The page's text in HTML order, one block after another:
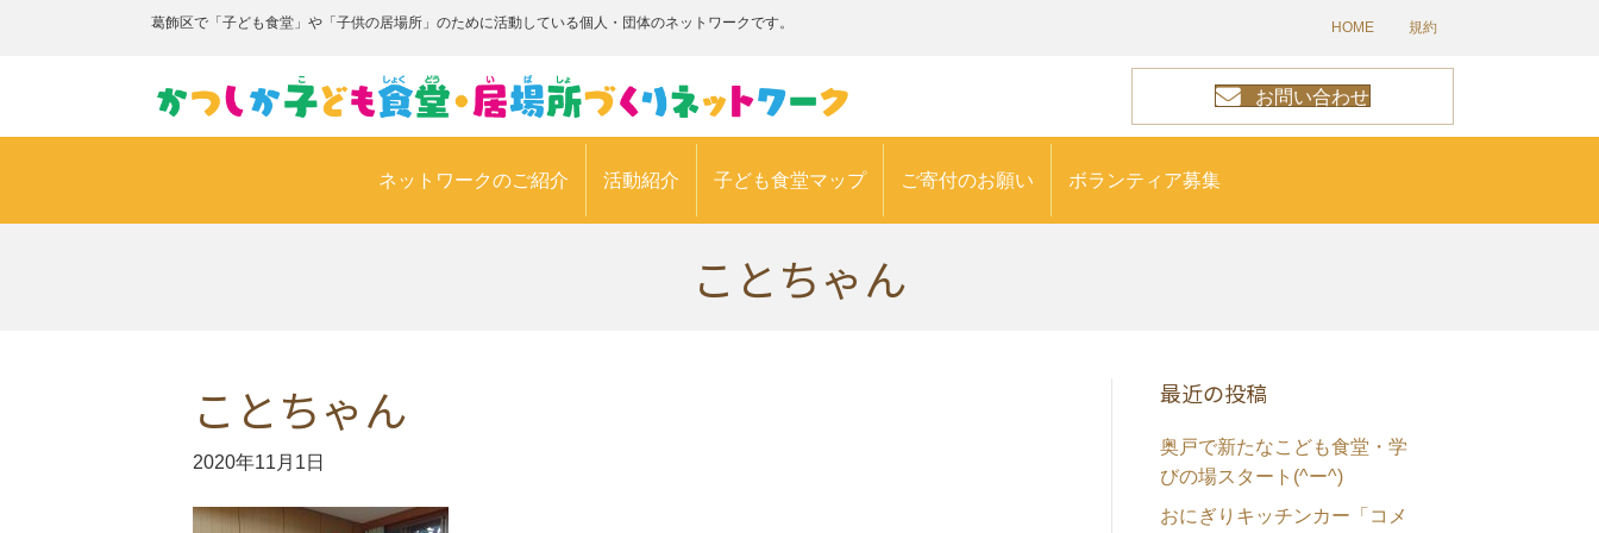
葛飾区で「子ども食堂」や「子供の居場所」のために活動している個人・団体のネットワークです。 HOME 規約
お問い合わせ
ネットワークのご紹介 活動紹介 子ども食堂マップ ご寄付のお願い ボランティア募集
ことちゃん
ことちゃん
2020年11月1日
最近の投稿
奥戸で新たなこども食堂・学
びの場スタート(^ー^)
おにぎりキッチンカー「コメ